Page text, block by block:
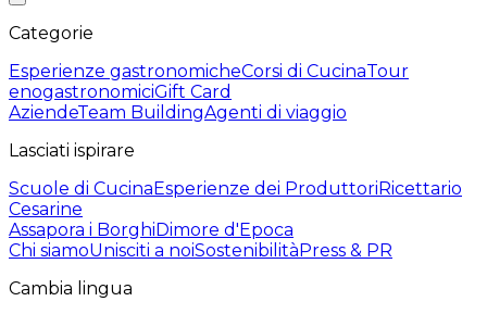
Categorie
Esperienze gastronomicheCorsi di CucinaTour
enogastronomiciGift Card
AziendeTeam BuildingAgenti di viaggio
Lasciati ispirare
Scuole di CucinaEsperienze dei ProduttoriRicettario
Cesarine
Assapora i BorghiDimore d'Epoca
Chi siamoUnisciti a noiSostenibilitàPress & PR
Cambia lingua